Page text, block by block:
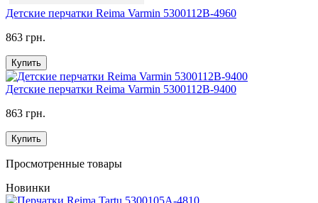
Детские перчатки Reima Varmin 5300112B-4960
863 грн.
Купить
Детские перчатки Reima Varmin 5300112B-9400
863 грн.
Купить
Просмотренные товары
Новинки